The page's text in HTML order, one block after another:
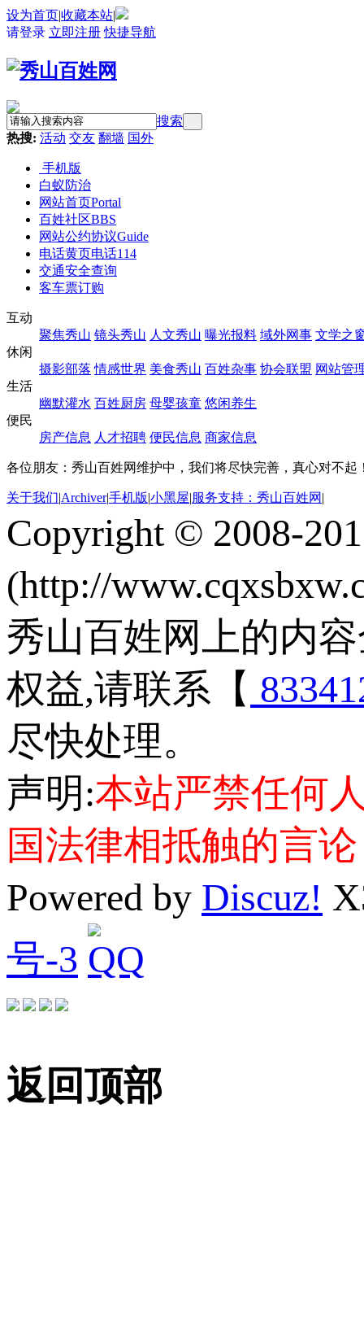
设为首页|收藏本站|
请登录 立即注册 快捷导航
搜索
热搜: 活动 交友 翻墙 国外
手机版
白蚁防治
网站首页Portal
百姓社区BBS
网站公约协议Guide
电话黄页电话114
交通安全查询
客车票订购
互动
聚焦秀山 镜头秀山 人文秀山 曝光报料 域外网事 文学之
休闲
摄影部落 情感世界 美食秀山 百姓杂事 协会联盟 网站管
生活
幽默灌水 百姓厨房 母婴孩童 悠闲养生
便民
房产信息 人才招聘 便民信息 商家信息
各位朋友：秀山百姓网维护中，我们将尽快完善，真心对不起
关于我们|Archiver|手机版|小黑屋|服务支持：秀山百姓网 |
Copyright © 2008-
(http://
秀山百姓网上的内
权益,请联系【
尽快处理。
声明:本站严禁任何
国法律相抵触的言
Powered by Discuz!
号-3
返回顶部